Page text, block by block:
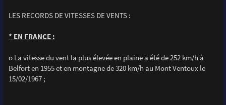
LES RECORDS DE VITESSES DE VENTS :
* EN FRANCE :
o La vitesse du vent la plus élevée en plaine a été de 252 km/h à
Belfort en 1955 et en montagne de 320 km/h au Mont Ventoux le
15/02/1967 ;